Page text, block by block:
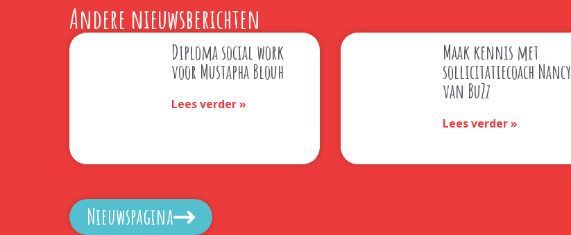
Andere nieuwsberichten
Diploma social work
voor Mustapha Blouh
Lees verder »
Maak kennis met
sollicitatiecoach Nancy
van BuZz
Lees verder »
Nieuwspagina